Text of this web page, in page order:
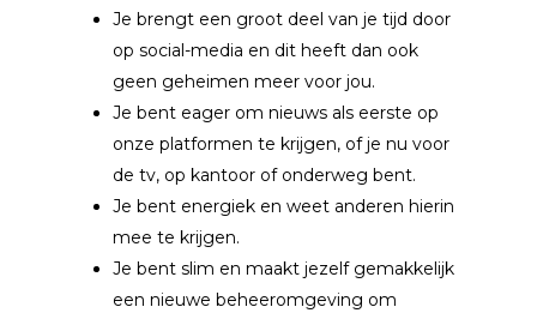
Je brengt een groot deel van je tijd door
op social-media en dit heeft dan ook
geen geheimen meer voor jou.
Je bent eager om nieuws als eerste op
onze platformen te krijgen, of je nu voor
de tv, op kantoor of onderweg bent.
Je bent energiek en weet anderen hierin
mee te krijgen.
Je bent slim en maakt jezelf gemakkelijk
een nieuwe beheeromgeving om